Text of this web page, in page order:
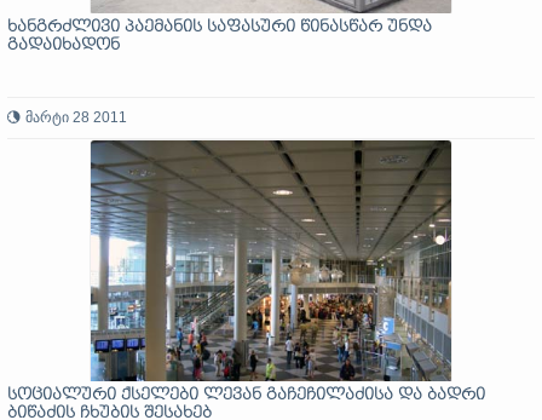
ხანგრძლივი პაემანის საფასური წინასწარ უნდა
გადაიხადონ
მარტი 28 2011
სოციალური ქსელები ლევან გაჩეჩილაძისა და ბადრი
ბიწაძის ჩხუბის შესახებ